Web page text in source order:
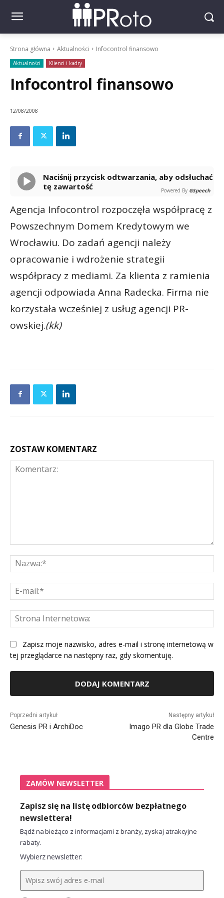
Strona główna Aktualności Infocontrol finansowo
Aktualności Klienci i kadry
Infocontrol finansowo
12/08/2008
Naciśnij przycisk odtwarzania, aby odsłuchać
tę zawartość
Powered By GSpeech
Agencja Infocontrol rozpoczęła współpracę z
Powszechnym Domem Kredytowym we
Wrocławiu. Do zadań agencji należy
opracowanie i wdrożenie strategii
współpracy z mediami. Za klienta z ramienia
agencji odpowiada Anna Radecka. Firma nie
korzystała wcześniej z usług agencji PR-
owskiej.(kk)
ZOSTAW KOMENTARZ
Zapisz moje nazwisko, adres e-mail i stronę internetową w
tej przeglądarce na następny raz, gdy skomentuję.
Poprzedni artykuł
Genesis PR i ArchiDoc
Następny artykuł
Imago PR dla Globe Trade
Centre
ZAMÓW NEWSLETTER
Zapisz się na listę odbiorców bezpłatnego
newslettera!
Bądź na bieżąco z informacjami z branży, zyskaj atrakcyjne
rabaty.
Wybierz newsletter: